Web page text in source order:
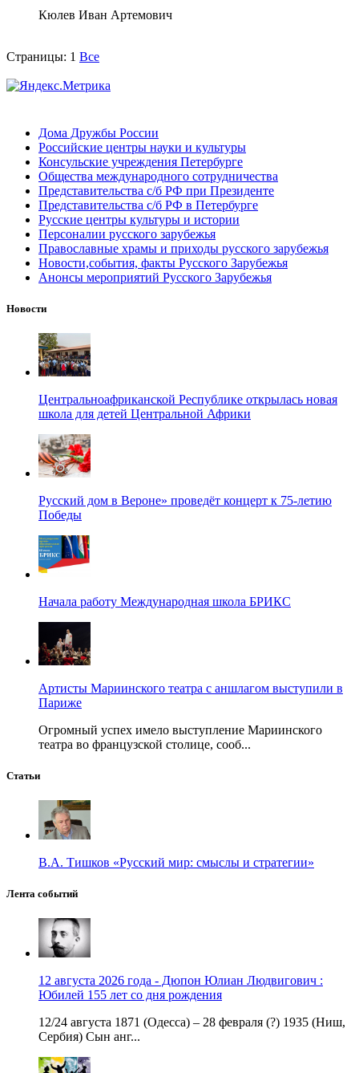
Кюлев Иван Артемович
Страницы: 1 Все
Дома Дружбы России
Российские центры науки и культуры
Консульские учреждения Петербурге
Общества международного сотрудничества
Представительства с/б РФ при Президенте
Представительства с/б РФ в Петербурге
Русские центры культуры и истории
Персоналии русского зарубежья
Православные храмы и приходы русского зарубежья
Новости,события, факты Русского Зарубежья
Анонсы мероприятий Русского Зарубежья
Новости
Центральноафриканской Республике открылась новая
школа для детей Центральной Африки
Русский дом в Вероне» проведёт концерт к 75-летию
Победы
Начала работу Международная школа БРИКС
Артисты Мариинского театра с аншлагом выступили в
Париже
Огромный успех имело выступление Мариинского
театра во французской столице, сооб...
Статьи
В.А. Тишков «Русский мир: смыслы и стратегии»
Лента событий
12 августа 2026 года - Дюпон Юлиан Людвигович :
Юбилей 155 лет со дня рождения
12/24 августа 1871 (Одесса) – 28 февраля (?) 1935 (Ниш,
Сербия) Сын анг...